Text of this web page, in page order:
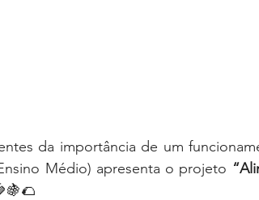
da importância de um
Médio) apresenta o projeto